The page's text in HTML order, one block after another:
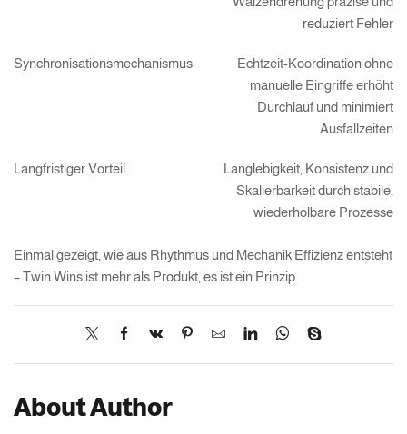
reduziert Fehler
Synchronisationsmechanismus
Echtzeit-Koordination ohne
manuelle Eingriffe erhöht
Durchlauf und minimiert
Ausfallzeiten
Langfristiger Vorteil
Langlebigkeit, Konsistenz und
Skalierbarkeit durch stabile,
wiederholbare Prozesse
Einmal gezeigt, wie aus Rhythmus und Mechanik Effizienz entsteht
– Twin Wins ist mehr als Produkt, es ist ein Prinzip.
About Author